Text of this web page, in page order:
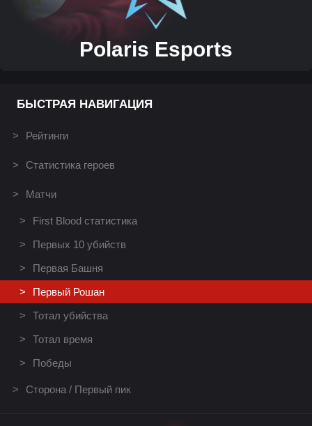
Polaris Esports
БЫСТРАЯ НАВИГАЦИЯ
Рейтинги
Статистика героев
Матчи
First Blood статистика
Первых 10 убийств
Первая Башня
Первый Рошан
Тотал убийства
Тотал время
Победы
Сторона / Первый пик